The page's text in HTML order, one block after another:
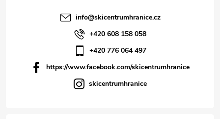
info@skicentrumhranice.cz
+420 608 158 058
+420 776 064 497
https://www.facebook.com/skicentrumhranice
skicentrumhranice